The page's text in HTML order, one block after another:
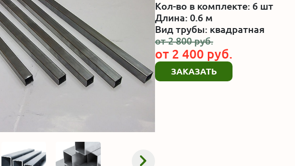
Кол-во в комплекте: 6 шт
Длина: 0.6 м
Вид трубы: квадратная
от2 800руб.
от 2 400 руб.
ЗАКАЗАТЬ